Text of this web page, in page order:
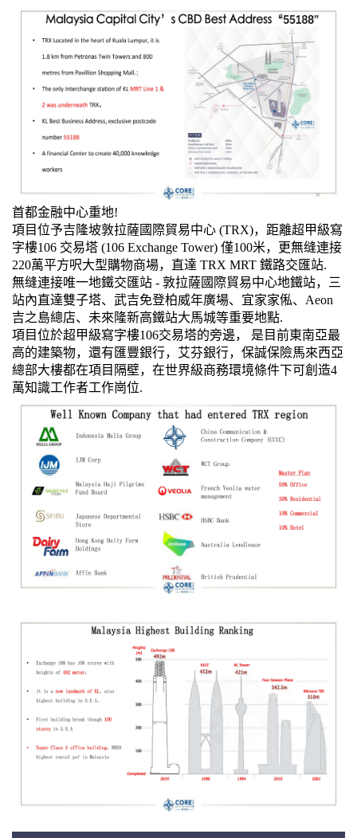
首都金融中心重地!
項目位予吉隆坡敦拉薩國際貿易中心 (TRX)，距離超甲級寫
字樓106 交易塔 (106 Exchange Tower) 僅100米，更無缝連接
220萬平方呎大型購物商場，直達 TRX MRT 鐵路交匯站.
無缝連接唯一地鐵交匯站 - 敦拉薩國際貿易中心地鐵站，三
站內直達雙子塔、武吉免登柏威年廣場、宜家家俬、Aeon
吉之島總店、未來隆新高鐵站大馬城等重要地點.
項目位於超甲級寫字樓106交易塔的旁邊， 是目前東南亞最
高的建築物，還有匯豐銀行，艾芬銀行，保誠保險馬來西亞
總部大樓都在項目隔壁，在世界級商務環境條件下可創造4
萬知識工作者工作崗位.